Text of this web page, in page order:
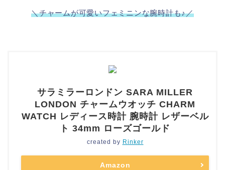
＼チャームが可愛いフェミニンな腕時計も♪／
サラミラーロンドン SARA MILLER
LONDON チャームウオッチ CHARM
WATCH レディース時計 腕時計 レザーベル
ト 34mm ローズゴールド
created by Rinker
Amazon